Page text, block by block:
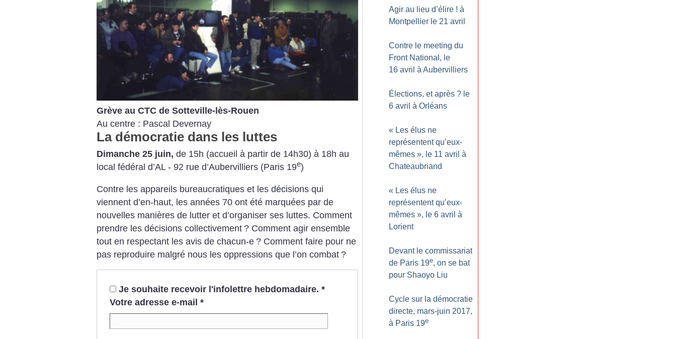
Grève au CTC de Sotteville-lès-Rouen
Au centre : Pascal Devernay
La démocratie dans les luttes
Dimanche 25 juin, de 15h (accueil à partir de 14h30) à 18h au
local fédéral d’AL - 92 rue d’Aubervilliers (Paris 19e)
Contre les appareils bureaucratiques et les décisions qui
viennent d’en-haut, les années 70 ont été marquées par de
nouvelles manières de lutter et d’organiser ses luttes. Comment
prendre les décisions collectivement ? Comment agir ensemble
tout en respectant les avis de chacun-e ? Comment faire pour ne
pas reproduire malgré nous les oppressions que l’on combat ?
Je souhaite recevoir l'infolettre hebdomadaire. *
Votre adresse e-mail *
Agir au lieu d’élire ! à
Montpellier le 21 avril
Contre le meeting du
Front National, le
16 avril à Aubervilliers
Élections, et après ? le
6 avril à Orléans
« Les élus ne
représentent qu’eux-
mêmes », le 11 avril à
Chateaubriand
« Les élus ne
représentent qu’eux-
mêmes », le 6 avril à
Lorient
Devant le commissariat
de Paris 19e, on se bat
pour Shaoyo Liu
Cycle sur la démocratie
directe, mars-juin 2017,
à Paris 19e